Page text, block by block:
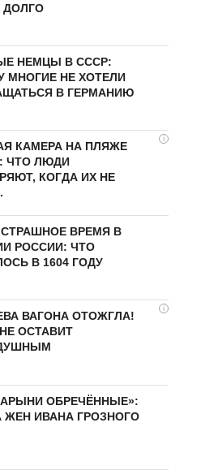
ДОЛГО
НЕМЦЫ В СССР:
МНОГИЕ НЕ ХОТЕЛИ
В ГЕРМАНИЮ
i
КАМЕРА НА ПЛЯЖЕ
ЧТО ЛЮДИ
КОГДА ИХ НЕ
ВРЕМЯ В
РОССИИ: ЧТО
В 1604 ГОДУ
i
ВАГОНА ОТОЖГЛА!
ОСТАВИТ
ОБРЕЧЁННЫЕ»:
ЖЕН ИВАНА ГРОЗНОГО